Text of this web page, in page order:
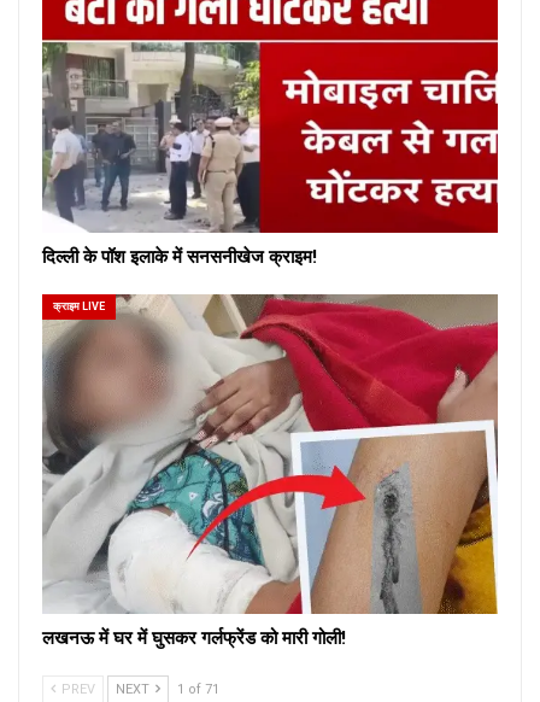
दिल्ली के पॉश इलाके में सनसनीखेज क्राइम!
क्राइम LIVE
लखनऊ में घर में घुसकर गर्लफ्रेंड को मारी गोली!
PREV NEXT 1 of 71